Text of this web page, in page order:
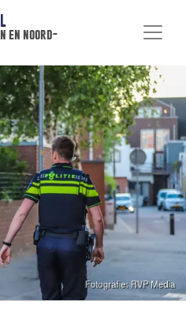
en noord-